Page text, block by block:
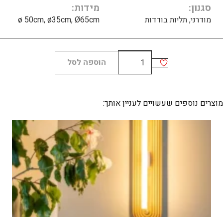
סגנון
מודרני, תליות בודדות
מידות
ø 50cm, ø35cm, Ø65cm
כמות
של
smoke
הוספה לסל
מוצרים נוספים שעשויים לעניין אותך: